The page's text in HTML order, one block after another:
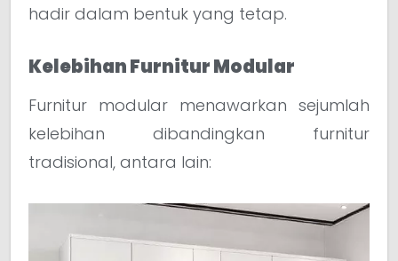
hadir dalam bentuk yang tetap.
Kelebihan Furnitur Modular
Furnitur modular menawarkan sejumlah
kelebihan dibandingkan furnitur
tradisional, antara lain: